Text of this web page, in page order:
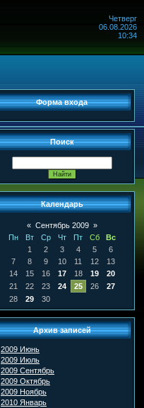
Четверг
06.08.2026
10:34
Форма входа
Поиск
Календарь
« Сентябрь 2009 »
Пн
Вт Ср Чт Пт Сб
Вс
1
2 3 4 5
6
7
8 9 10 11 12
13
14
15 16 17 18 19
20
21
22 23 24 25 26
27
28
29 30
Архив записей
2009 Июнь
2009 Июль
2009 Сентябрь
2009 Октябрь
2009 Ноябрь
2010 Январь